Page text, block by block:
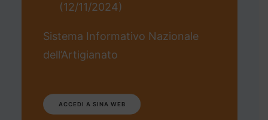
(12/11/2024)
Sistema Informativo Nazionale
dell’Artigianato
ACCEDI A SINA WEB